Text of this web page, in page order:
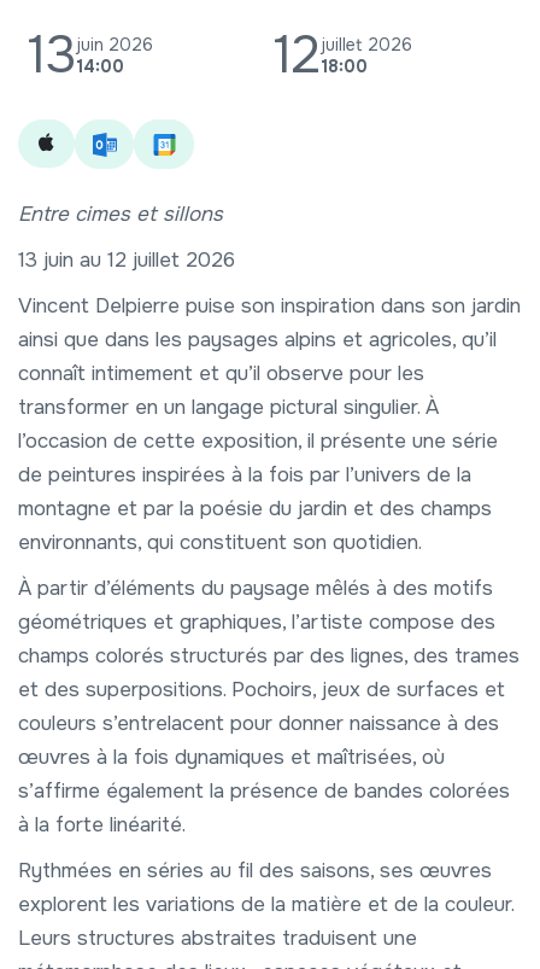
13juin 2026
14:00
12juillet 2026
18:00
Entre cimes et sillons
13 juin au 12 juillet 2026
Vincent Delpierre puise son inspiration dans son jardin
ainsi que dans les paysages alpins et agricoles, qu’il
connaît intimement et qu’il observe pour les
transformer en un langage pictural singulier. À
l’occasion de cette exposition, il présente une série
de peintures inspirées à la fois par l’univers de la
montagne et par la poésie du jardin et des champs
environnants, qui constituent son quotidien.
À partir d’éléments du paysage mêlés à des motifs
géométriques et graphiques, l’artiste compose des
champs colorés structurés par des lignes, des trames
et des superpositions. Pochoirs, jeux de surfaces et
couleurs s’entrelacent pour donner naissance à des
œuvres à la fois dynamiques et maîtrisées, où
s’affirme également la présence de bandes colorées
à la forte linéarité.
Rythmées en séries au fil des saisons, ses œuvres
explorent les variations de la matière et de la couleur.
Leurs structures abstraites traduisent une